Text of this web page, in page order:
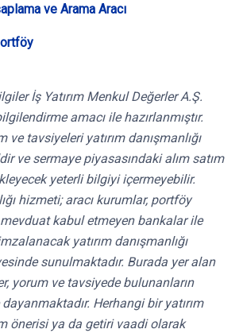
ve Arama Aracı
İş Yatırım Menkul Değerler A.Ş.
amacı ile hazırlanmıştır.
ve tavsiyeleri yatırım danışmanlığı
ve sermaye piyasasındaki alım satım
yeterli bilgiyi içermeyebilir.
hizmeti; aracı kurumlar, portföy
kabul etmeyen bankalar ile
yatırım danışmanlığı
sunulmaktadır. Burada yer alan
yorum ve tavsiyede bulunanların
Herhangi bir yatırım
önerisi ya da getiri vaadi olarak